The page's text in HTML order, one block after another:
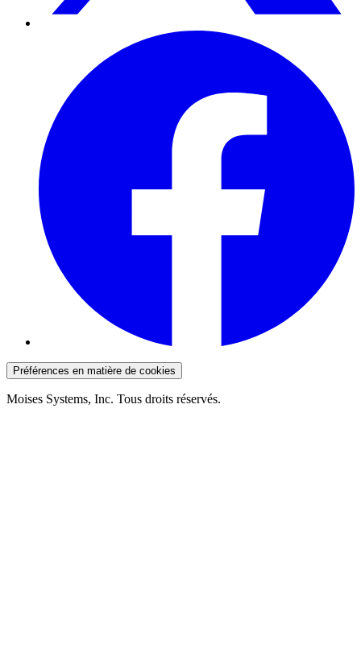
Préférences en matière de cookies
Moises Systems, Inc. Tous droits réservés.